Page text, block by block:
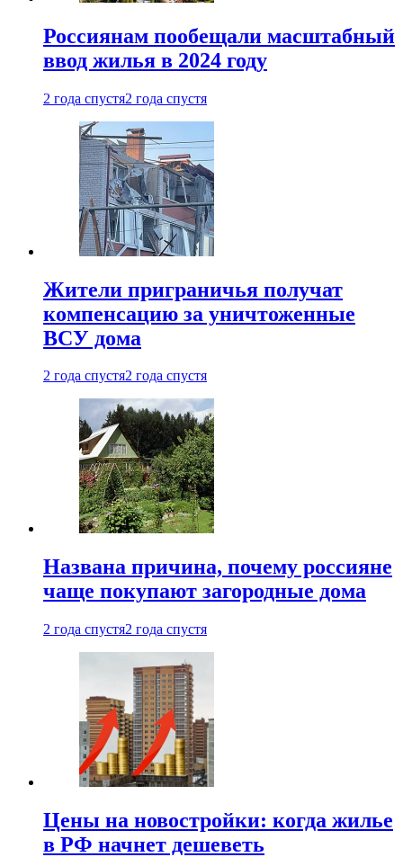
Россиянам пообещали масштабный
ввод жилья в 2024 году
2 года спустя2 года спустя
Жители приграничья получат
компенсацию за уничтоженные
ВСУ дома
2 года спустя2 года спустя
Названа причина, почему россияне
чаще покупают загородные дома
2 года спустя2 года спустя
Цены на новостройки: когда жилье
в РФ начнет дешеветь